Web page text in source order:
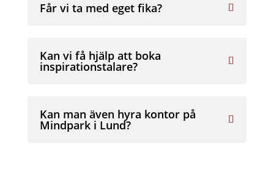
Får vi ta med eget fika?
Kan vi få hjälp att boka
inspirationstalare?
Kan man även hyra kontor på
Mindpark i Lund?